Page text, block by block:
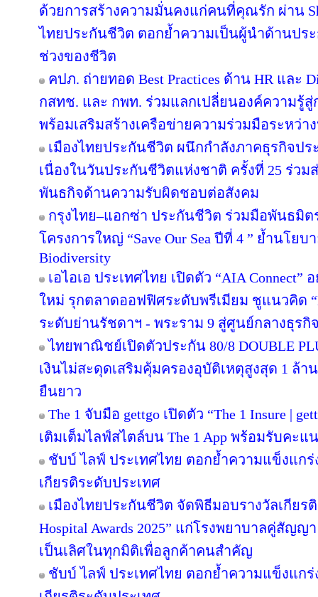
ด้วยการสร้างความมั่นคงแก่คนที่คุณรัก ผ่าน
ไทยประกันชีวิต ตอกย้ำความเป็นผู้นำด้านปร
ช่วงของชีวิต
คปภ. ถ่ายทอด Best Practices ด้าน HR และ
กสทช. และ กพท. ร่วมแลกเปลี่ยนองค์ความรู้
พร้อมเสริมสร้างเครือข่ายความร่วมมือระหว่า
เมืองไทยประกันชีวิต ผนึกกำลังภาคธุรกิจป
เนื่องในวันประกันชีวิตแห่งชาติ ครั้งที่ 25 ร่ว
พันธกิจด้านความรับผิดชอบต่อสังคม
กรุงไทย–แอกซ่า ประกันชีวิต ร่วมมือพันธมิ
โครงการใหญ่ “Save Our Sea ปีที่ 4 ” ย้ำนโยบ
Biodiversity
เอไอเอ ประเทศไทย เปิดตัว “AIA
ใหม่ รุกตลาดออฟฟิศระดับพรีเมียม ชูแนวคิด
ระดับย่านรัชดาฯ - พระราม 9 สู่ศูนย์กลางธุร
ไทยพาณิชย์เปิดตัวประกัน 80/8 DOUBLE
เงินไม่สะดุดเสริมคุ้มครองอุบัติเหตุสูงสุด 1 ล้
ยืนยาว
The 1 จับมือ gettgo เปิดตัว “The 1 Insure |
เติมเต็มไลฟ์สไตล์บน The 1 App พร้อมรับคะแ
ชับบ์ ไลฟ์ ประเทศไทย ตอกย้ำความแข็งแก
เกียรติระดับประเทศ
เมืองไทยประกันชีวิต จัดพิธีมอบรางวัลเกียรติ
Hospital Awards 2025” แก่โรงพยาบาลคู่สัญ
เป็นเลิศในทุกมิติเพื่อลูกค้าคนสำคัญ
ชับบ์ ไลฟ์ ประเทศไทย ตอกย้ำความแข็งแก